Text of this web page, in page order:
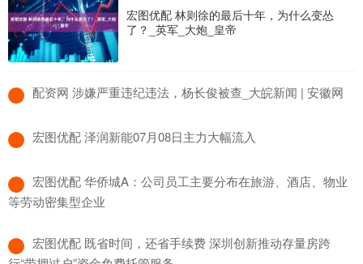
宏图优配 林则徐的最后十年，为什么变怂
了？_英军_大炮_皇帝
​配资网 涉嫌严重违纪违法，杨长俊被查_大皖新闻 | 安徽网
​宏图优配 泽润新能07月08日主力大幅流入
​宏图优配 华侨城A：公司员工主要分布在旅游、酒店、物业
等劳动密集型企业
​宏图优配 既省时间，还省手续费 深圳创新推动存量房跨